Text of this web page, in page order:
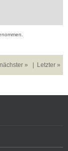
nächster » | Letzter »